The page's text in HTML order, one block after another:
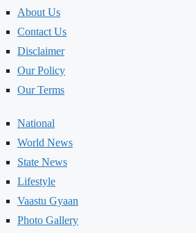
About Us
Contact Us
Disclaimer
Our Policy
Our Terms
National
World News
State News
Lifestyle
Vaastu Gyaan
Photo Gallery